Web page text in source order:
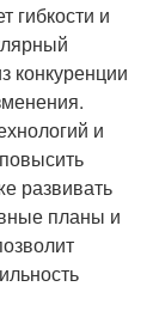
гибкости и
конкуренции
и
развивать
планы и